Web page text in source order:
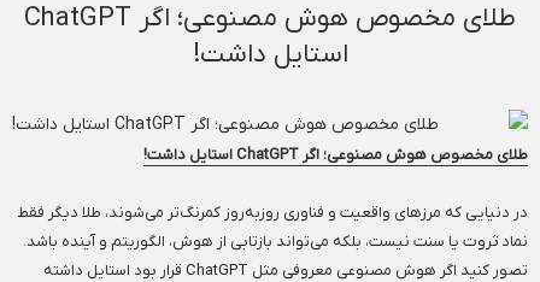
طلای مخصوص هوش مصنوعی؛ اگر ChatGPT
استایل داشت!
طلای مخصوص هوش مصنوعی؛ اگر ChatGPT استایل داشت!
در دنیایی که مرزهای واقعیت و فناوری روزبه‌روز کمرنگ‌تر می‌شوند، طلا دیگر فقط
نماد ثروت یا سنت نیست، بلکه می‌تواند بازتابی از هوش، الگوریتم و آینده باشد.
تصور کنید اگر هوش مصنوعی معروفی مثل ChatGPT قرار بود استایل داشته